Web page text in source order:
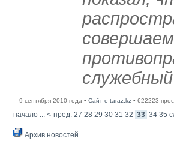
9 сентября 2010 года • Сайт e-taraz.kz • 622223
начало ... <-пред. 27 28 29 30 31 32 33 34 35
Архив новостей